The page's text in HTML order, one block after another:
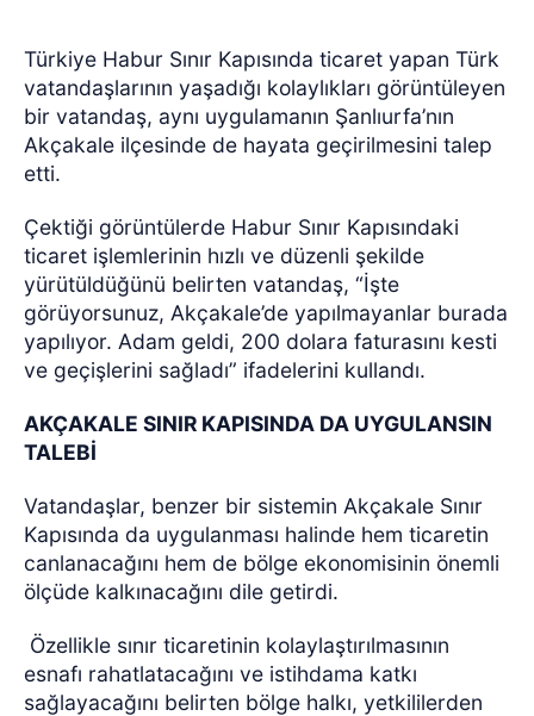
Türkiye Habur Sınır Kapısında ticaret yapan Türk
vatandaşlarının yaşadığı kolaylıkları görüntüleyen
bir vatandaş, aynı uygulamanın Şanlıurfa’nın
Akçakale ilçesinde de hayata geçirilmesini talep
etti.
Çektiği görüntülerde Habur Sınır Kapısındaki
ticaret işlemlerinin hızlı ve düzenli şekilde
yürütüldüğünü belirten vatandaş, “İşte
görüyorsunuz, Akçakale’de yapılmayanlar burada
yapılıyor. Adam geldi, 200 dolara faturasını kesti
ve geçişlerini sağladı” ifadelerini kullandı.
AKÇAKALE SINIR KAPISINDA DA UYGULANSIN
TALEBİ
Vatandaşlar, benzer bir sistemin Akçakale Sınır
Kapısında da uygulanması halinde hem ticaretin
canlanacağını hem de bölge ekonomisinin önemli
ölçüde kalkınacağını dile getirdi.
Özellikle sınır ticaretinin kolaylaştırılmasının
esnafı rahatlatacağını ve istihdama katkı
sağlayacağını belirten bölge halkı, yetkililerden